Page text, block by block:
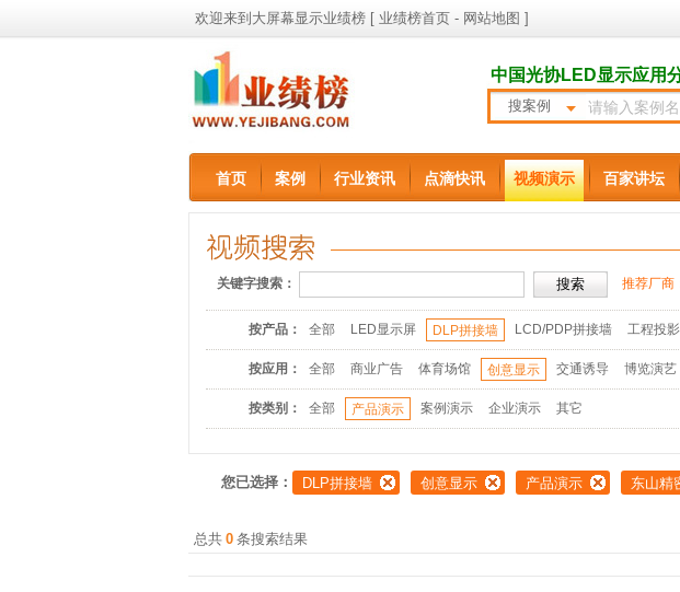
欢迎来到大屏幕显示业绩榜 [ 业绩榜首页 - 网站地图 ]
中国光协LED显示应用
搜案例
首页 案例 行业资讯 点滴快讯 视频演示 百家讲坛
关键字搜索： 推荐厂商
按产品： 全部 LED显示屏 DLP拼接墙 LCD/PDP拼接墙 工程投影
按应用： 全部 商业广告 体育场馆 创意显示 交通诱导 博览演艺
按类别： 全部 产品演示 案例演示 企业演示 其它
您已选择： DLP拼接墙 创意显示 产品演示 东山精
总共 0 条搜索结果